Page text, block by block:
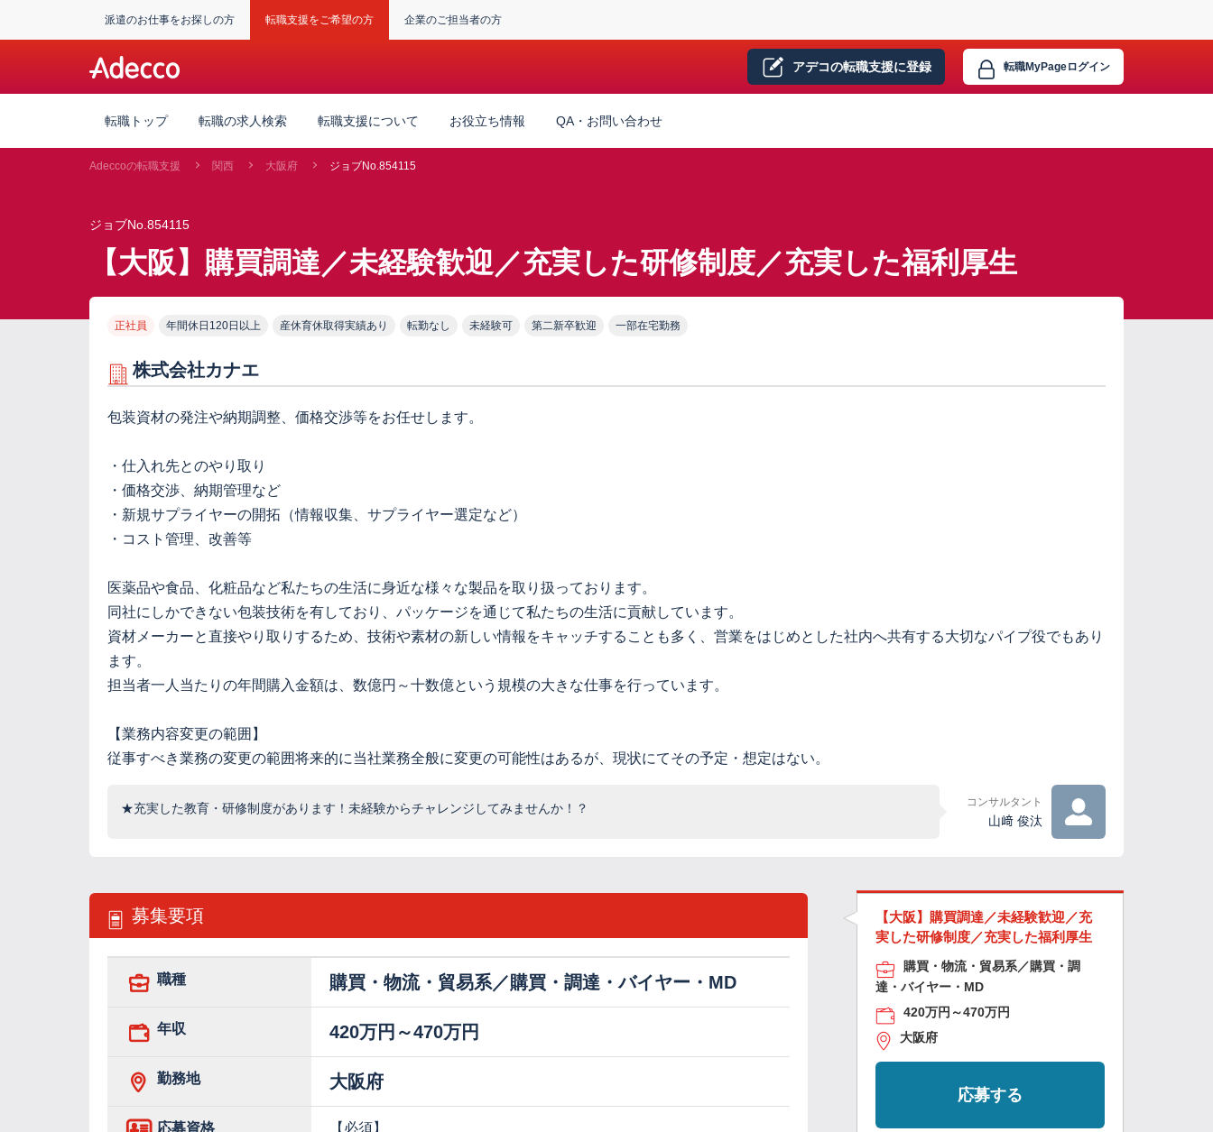
派遣のお仕事をお探しの方 転職支援をご希望の方 企業のご担当者の方
アデコの転職支援に登録 転職MyPageログイン
転職トップ 転職の求人検索 転職支援について お役立ち情報 QA・お問い合わせ
Adeccoの転職支援 関西 大阪府 ジョブNo.854115
ジョブNo.854115
【大阪】購買調達／未経験歓迎／充実した研修制度／充実した福利厚生
正社員 年間休日120日以上 産休育休取得実績あり 転勤なし 未経験可 第二新卒歓迎 一部在宅勤務
株式会社カナエ
包装資材の発注や納期調整、価格交渉等をお任せします。
・仕入れ先とのやり取り
・価格交渉、納期管理など
・新規サプライヤーの開拓（情報収集、サプライヤー選定など）
・コスト管理、改善等
医薬品や食品、化粧品など私たちの生活に身近な様々な製品を取り扱っております。
同社にしかできない包装技術を有しており、パッケージを通じて私たちの生活に貢献しています。
資材メーカーと直接やり取りするため、技術や素材の新しい情報をキャッチすることも多く、営業をはじめとした社内へ共有する大切なパイプ役でもあり
ます。
担当者一人当たりの年間購入金額は、数億円～十数億という規模の大きな仕事を行っています。
【業務内容変更の範囲】
従事すべき業務の変更の範囲将来的に当社業務全般に変更の可能性はあるが、現状にてその予定・想定はない。
★充実した教育・研修制度があります！未経験からチャレンジしてみませんか！？ コンサルタント
山﨑 俊汰
募集要項
職種 購買・物流・貿易系／購買・調達・バイヤー・MD
年収 420万円～470万円
勤務地 大阪府
応募資格
【必須】
【大阪】購買調達／未経験歓迎／充
実した研修制度／充実した福利厚生
購買・物流・貿易系／購買・調
達・バイヤー・MD
420万円～470万円
大阪府
応募する